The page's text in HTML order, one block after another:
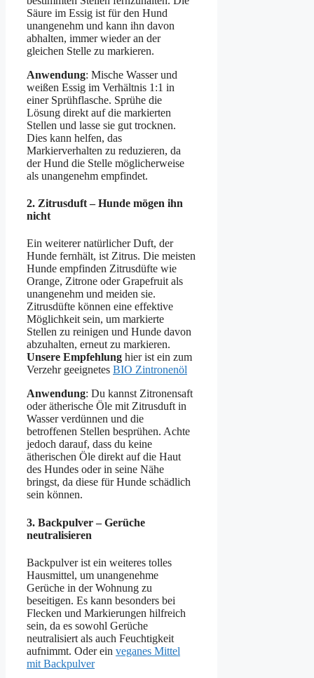
Säure im Essig ist für den Hund
unangenehm und kann ihn davon
abhalten, immer wieder an der
gleichen Stelle zu markieren.
Anwendung: Mische Wasser und
weißen Essig im Verhältnis 1:1 in
einer Sprühflasche. Sprühe die
Lösung direkt auf die markierten
Stellen und lasse sie gut trocknen.
Dies kann helfen, das
Markierverhalten zu reduzieren, da
der Hund die Stelle möglicherweise
als unangenehm empfindet.
2. Zitrusduft – Hunde mögen ihn
nicht
Ein weiterer natürlicher Duft, der
Hunde fernhält, ist Zitrus. Die meisten
Hunde empfinden Zitrusdüfte wie
Orange, Zitrone oder Grapefruit als
unangenehm und meiden sie.
Zitrusdüfte können eine effektive
Möglichkeit sein, um markierte
Stellen zu reinigen und Hunde davon
abzuhalten, erneut zu markieren.
Unsere Empfehlung hier ist ein zum
Verzehr geeignetes BIO Zintronenöl
Anwendung: Du kannst Zitronensaft
oder ätherische Öle mit Zitrusduft in
Wasser verdünnen und die
betroffenen Stellen besprühen. Achte
jedoch darauf, dass du keine
ätherischen Öle direkt auf die Haut
des Hundes oder in seine Nähe
bringst, da diese für Hunde schädlich
sein können.
3. Backpulver – Gerüche
neutralisieren
Backpulver ist ein weiteres tolles
Hausmittel, um unangenehme
Gerüche in der Wohnung zu
beseitigen. Es kann besonders bei
Flecken und Markierungen hilfreich
sein, da es sowohl Gerüche
neutralisiert als auch Feuchtigkeit
aufnimmt. Oder ein veganes Mittel
mit Backpulver